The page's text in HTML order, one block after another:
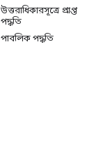
উত্তরাধিকারসূত্রে প্রাপ্ত
পদ্ধতি
পাবলিক পদ্ধতি